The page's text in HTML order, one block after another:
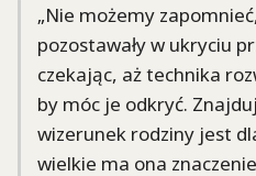
„Nie możemy
pozostawały w ukryciu
czekając, aż technika
by móc je odkryć.
wizerunek rodziny jest
wielkie ma ona